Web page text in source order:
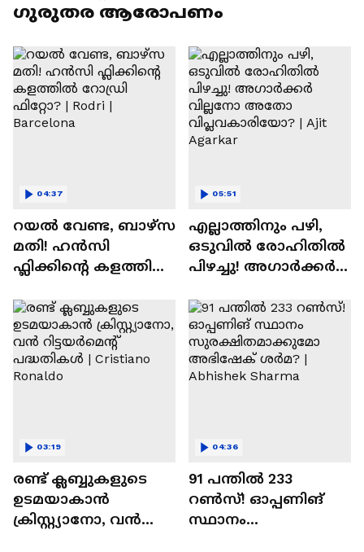
ഗുരുതര ആരോപണം
റയല്‍ വേണ്ട, ബാഴ്‌സ
മതി! ഹൻസി
ഫ്ലിക്കിന്റെ കളത്തില്‍
Rodri | Barcelona
04:37
എല്ലാത്തിനും പഴി,
ഒടുവില്‍ രോഹിതില്‍
പിഴച്ചു! അഗാര്‍ക്കർ
വിപ്ലവകാരിയോ? |
Ajit Agarkar
05:51
രണ്ട്‌ ക്ലബ്ബുകളുടെ
ഉടമയാകാന്‍
ക്രിസ്റ്റ്യാനോ, വന്‍
03:19
91 പന്തില്‍ 233
റണ്‍സ്! ഓപ്പണിങ്
സ്ഥാനം
04:36